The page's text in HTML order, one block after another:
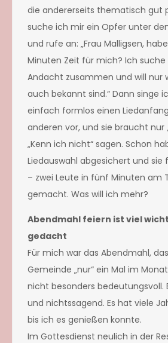
die andererseits thematisch gut
suche ich mir ein Opfer unter
und rufe an: „Frau Malligsen,
Minuten Zeit für mich? Ich suche
Andacht zusammen und will nur
auch bekannt sind.“ Dann singe
einfach formlos einen
anderen vor, und sie braucht nur
„Kenn ich nicht“ sagen. Schon
Liedauswahl abgesichert und sie
– zwei Leute in fünf Minuten am
gemacht. Was will ich mehr?
Abendmahl feiern ist viel
gedacht
Für mich war das Abendmahl,
Gemeinde „nur“ ein Mal im
nicht besonders bedeutungsvoll.
und nichtssagend. Es hat viele
bis ich es genießen konnte.
Im Gottesdienst neulich in der